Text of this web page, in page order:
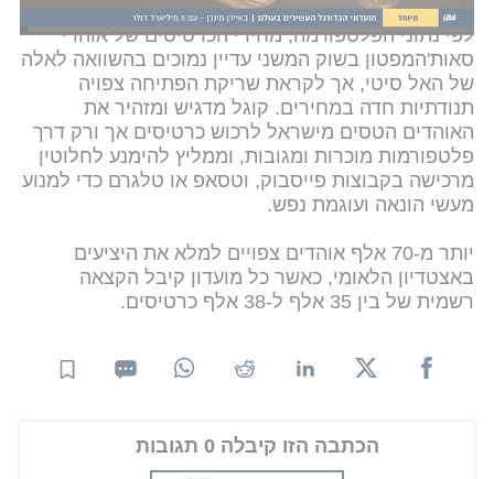
לפי נתוני הפלטפורמה, מחירי הכרטיסים של אוהדי
סאות'המפטון בשוק המשני עדיין נמוכים בהשוואה לאלה
של האל סיטי, אך לקראת שריקת הפתיחה צפויה
תנודתיות חדה במחירים. קוגל מדגיש ומזהיר את
האוהדים הטסים מישראל לרכוש כרטיסים אך ורק דרך
פלטפורמות מוכרות ומגובות, וממליץ להימנע לחלוטין
מרכישה בקבוצות פייסבוק, וטסאפ או טלגרם כדי למנוע
מעשי הונאה ועוגמת נפש.
יותר מ-70 אלף אוהדים צפויים למלא את היציעים
באצטדיון הלאומי, כאשר כל מועדון קיבל הקצאה
רשמית של בין 35 אלף ל-38 אלף כרטיסים.
הכתבה הזו קיבלה 0 תגובות